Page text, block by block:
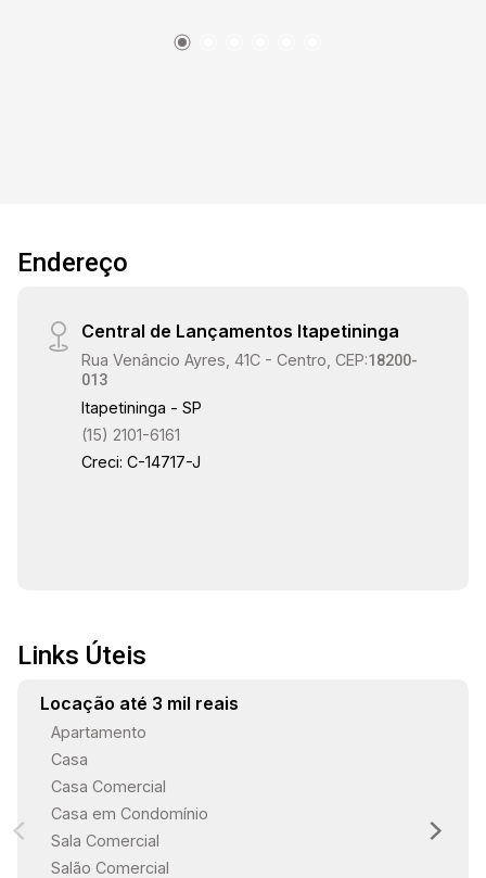
Endereço
Central de Lançamentos Itapetininga
Rua Venâncio Ayres, 41C - Centro, CEP:18200-
013
Itapetininga - SP
(15) 2101-6161
Creci: C-14717-J
Links Úteis
Locação até 3 mil reais
Apartamento
Casa
Casa Comercial
Casa em Condomínio
Sala Comercial
Salão Comercial